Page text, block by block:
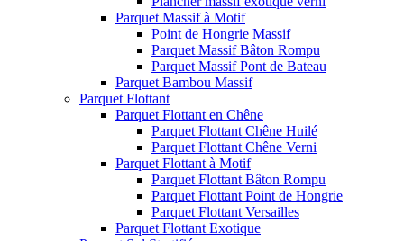
Parquet Massif à Motif
Point de Hongrie Massif
Parquet Massif Bâton Rompu
Parquet Massif Pont de Bateau
Parquet Bambou Massif
Parquet Flottant
Parquet Flottant en Chêne
Parquet Flottant Chêne Huilé
Parquet Flottant Chêne Verni
Parquet Flottant à Motif
Parquet Flottant Bâton Rompu
Parquet Flottant Point de Hongrie
Parquet Flottant Versailles
Parquet Flottant Exotique